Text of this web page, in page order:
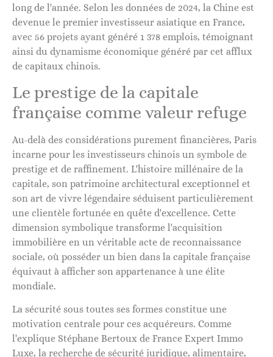
long de l'année. Selon les données de 2024, la Chine est
devenue le premier investisseur asiatique en France,
avec 56 projets ayant généré 1 378 emplois, témoignant
ainsi du dynamisme économique généré par cet afflux
de capitaux chinois.
Le prestige de la capitale
française comme valeur refuge
Au-delà des considérations purement financières, Paris
incarne pour les investisseurs chinois un symbole de
prestige et de raffinement. L'histoire millénaire de la
capitale, son patrimoine architectural exceptionnel et
son art de vivre légendaire séduisent particulièrement
une clientèle fortunée en quête d'excellence. Cette
dimension symbolique transforme l'acquisition
immobilière en un véritable acte de reconnaissance
sociale, où posséder un bien dans la capitale française
équivaut à afficher son appartenance à une élite
mondiale.
La sécurité sous toutes ses formes constitue une
motivation centrale pour ces acquéreurs. Comme
l'explique Stéphane Bertoux de France Expert Immo
Luxe, la recherche de sécurité juridique, alimentaire,